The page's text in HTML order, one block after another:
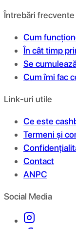
Întrebări frecvente
Cum
În cât timp
Se
Cum îmi fac
Link-uri utile
Ce este
Termeni și
Contact
ANPC
Social Media